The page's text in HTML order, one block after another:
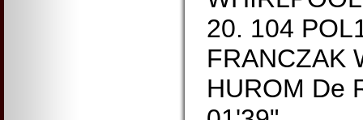
20. 104
FRANCZAK
HUROM De